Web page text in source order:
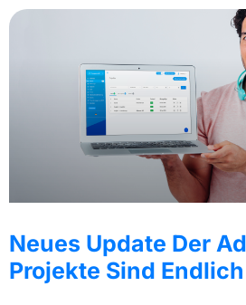
Neues Update Der
Projekte Sind Endlich